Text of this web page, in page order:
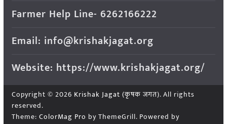
Farmer Help Line- 6262166222
Email: info@krishakjagat.org
Website: https://www.krishakjagat.org/
Copyright © 2026 Krishak Jagat (कृषक जगत). All rights
reserved.
Theme: ColorMag Pro by ThemeGrill. Powered by